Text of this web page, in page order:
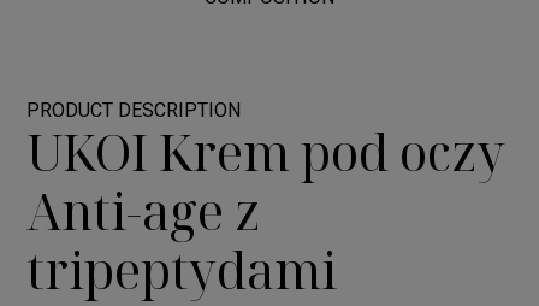
PRODUCT DESCRIPTION
UKOI Krem pod oczy
Anti-age z
tripeptydami